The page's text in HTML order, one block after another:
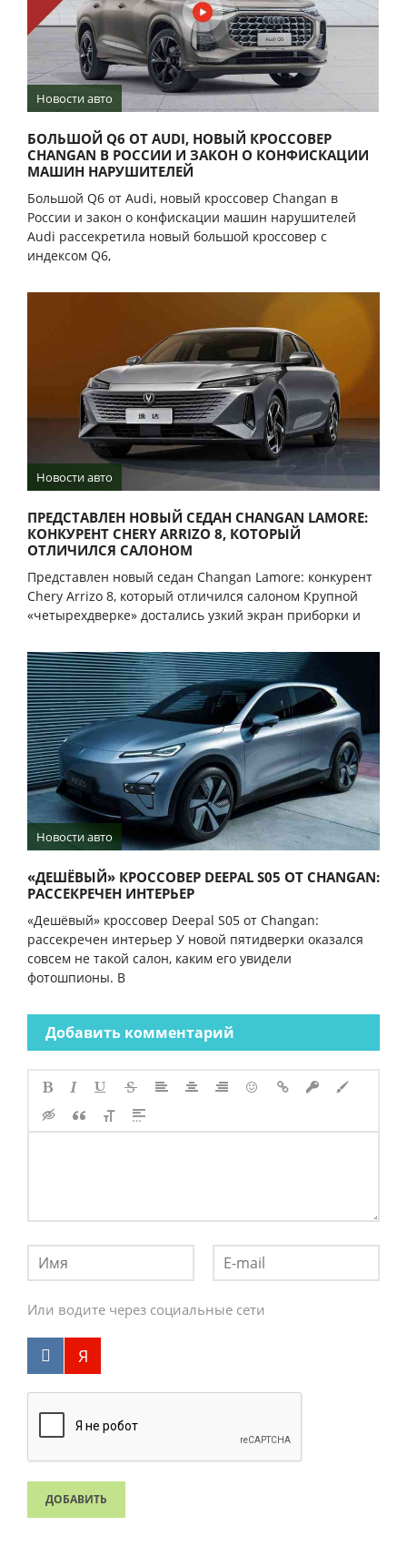
Новости авто
БОЛЬШОЙ Q6 ОТ AUDI, НОВЫЙ КРОССОВЕР
CHANGAN В РОССИИ И ЗАКОН О КОНФИСКАЦИИ
МАШИН НАРУШИТЕЛЕЙ
Большой Q6 от Audi, новый кроссовер Changan в
России и закон о конфискации машин нарушителей
Audi рассекретила новый большой кроссовер с
индексом Q6,
Новости авто
ПРЕДСТАВЛЕН НОВЫЙ СЕДАН CHANGAN LAMORE:
КОНКУРЕНТ CHERY ARRIZO 8, КОТОРЫЙ
ОТЛИЧИЛСЯ САЛОНОМ
Представлен новый седан Changan Lamore: конкурент
Chery Arrizo 8, который отличился салоном Крупной
«четырехдверке» достались узкий экран приборки и
Новости авто
«ДЕШЁВЫЙ» КРОССОВЕР DEEPAL S05 ОТ CHANGAN:
РАССЕКРЕЧЕН ИНТЕРЬЕР
«Дешёвый» кроссовер Deepal S05 от Changan:
рассекречен интерьер У новой пятидверки оказался
совсем не такой салон, каким его увидели
фотошпионы. В
Добавить комментарий
Или водите через социальные сети
ДОБАВИТЬ